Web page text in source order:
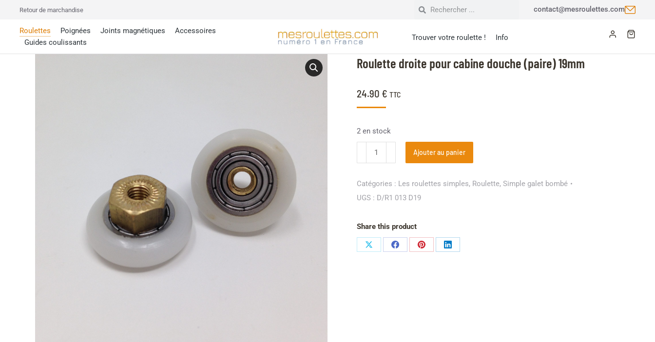
Retour de marchandise contact@mesroulettes.com
Roulettes Poignées Joints magnétiques
Accessoires
Guides coulissants
Trouver votre roulette ! Info
Roulette droite pour cabine douche (paire) 19mm
24.90 € TTC
2 en stock
Ajouter au panier
Catégories : Les roulettes simples, Roulette, Simple galet bombé
UGS : D/R1 013 D19
Share this product